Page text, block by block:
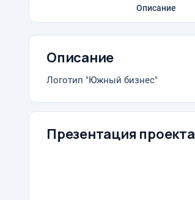
Описание
Описание
Логотип "Южный бизнес"
Презентация проекта